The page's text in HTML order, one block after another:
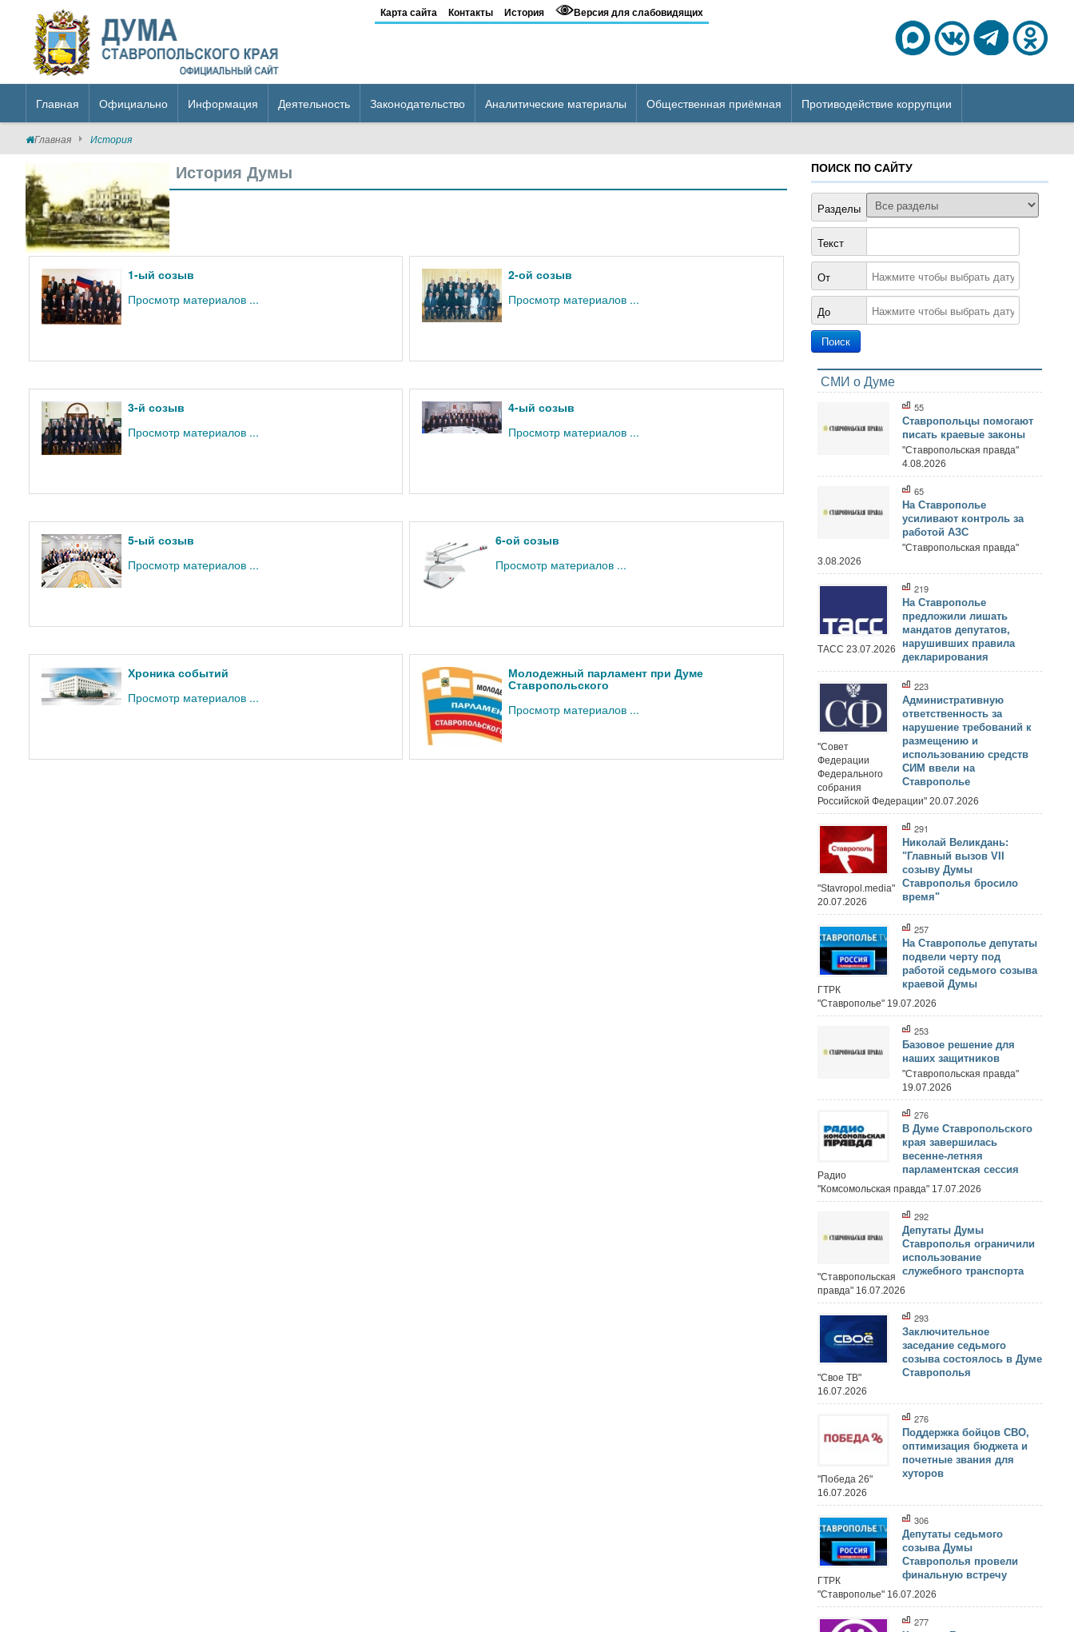
Карта сайта Контакты История Версия для слабовидящих
Главная Официально Информация Деятельность Законодательство Аналитические материалы Общественная приёмная Противодействие коррупции
Главная История
История Думы
1-ый созыв
Просмотр материалов ...
2-ой созыв
Просмотр материалов ...
3-й созыв
Просмотр материалов ...
4-ый созыв
Просмотр материалов ...
5-ый созыв
Просмотр материалов ...
6-ой созыв
Просмотр материалов ...
Хроника событий
Просмотр материалов ...
Молодежный парламент при Думе
Ставропольского
Просмотр материалов ...
ПОИСК ПО САЙТУ
Разделы
Текст
От
До
СМИ о Думе
55
Ставропольцы помогают
писать краевые законы
"Ставропольская правда"
4.08.2026
65
На Ставрополье
усиливают контроль за
работой АЗС
"Ставропольская правда"
3.08.2026
219
На Ставрополье
предложили лишать
мандатов депутатов,
нарушивших правила
декларирования
ТАСС 23.07.2026
223
Административную
ответственность за
нарушение требований к
размещению и
использованию средств
СИМ ввели на
Ставрополье
"Совет
Федерации
Федерального
собрания
Российской Федерации" 20.07.2026
291
Николай Великдань:
"Главный вызов VII
созыву Думы
Ставрополья бросило
время"
"Stavropol.media"
20.07.2026
257
На Ставрополье депутаты
подвели черту под
работой седьмого созыва
краевой Думы
ГТРК
"Ставрополье" 19.07.2026
253
Базовое решение для
наших защитников
"Ставропольская правда"
19.07.2026
276
В Думе Ставропольского
края завершилась
весенне-летняя
парламентская сессия
Радио
"Комсомольская правда" 17.07.2026
292
Депутаты Думы
Ставрополья ограничили
использование
служебного транспорта
"Ставропольская
правда" 16.07.2026
293
Заключительное
заседание седьмого
созыва состоялось в Думе
Ставрополья
"Свое ТВ"
16.07.2026
276
Поддержка бойцов СВО,
оптимизация бюджета и
почетные звания для
хуторов
"Победа 26"
16.07.2026
306
Депутаты седьмого
созыва Думы
Ставрополья провели
финальную встречу
ГТРК
"Ставрополье" 16.07.2026
277